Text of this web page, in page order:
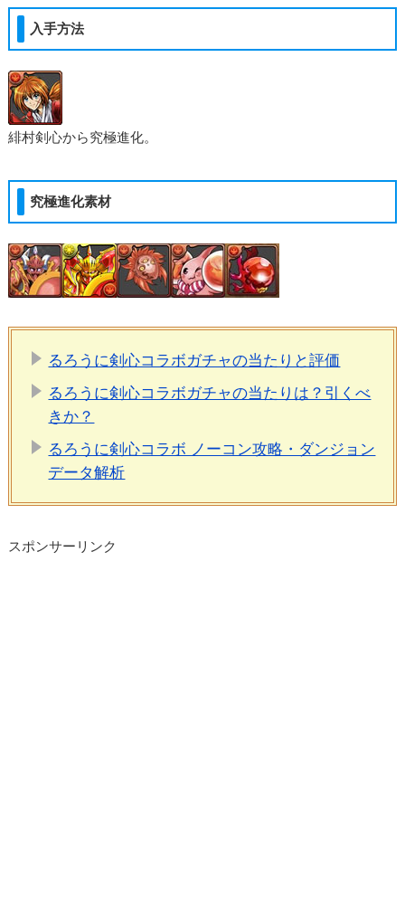
入手方法
緋村剣心から究極進化。
究極進化素材
るろうに剣心コラボガチャの当たりと評価
るろうに剣心コラボガチャの当たりは？引くべ
きか？
るろうに剣心コラボ ノーコン攻略・ダンジョン
データ解析
スポンサーリンク